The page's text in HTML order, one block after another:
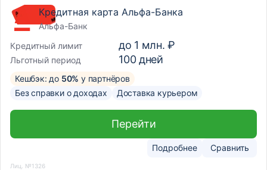
Кредитная карта Альфа-Банка
Альфа-Банк
Кредитный лимит
до 1 млн. ₽
Льготный период 100дней
Кешбэк: до 50% у партнёров
Без справки о доходах
Доставка курьером
Подробнее Сравнить
Перейти
Лиц. №1326